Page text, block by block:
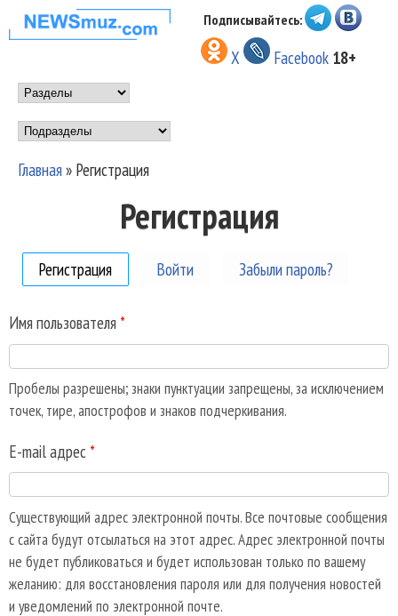
Перейти к основному
содержанию
НОВОСТИ
МУЗЫКИ И
ШОУ БИЗНЕСА
NEWSMUZ.COM
Подписывайтесь:
X Facebook 18+
Main menu
Подразделы
Главная» Регистрация
Регистрация
Регистрация (активная вкладка)
Войти Забыли пароль?
Имя пользователя *
Пробелы разрешены; знаки пунктуации запрещены, за исключением
точек, тире, апострофов и знаков подчеркивания.
E-mail адрес *
Существующий адрес электронной почты. Все почтовые сообщения
с сайта будут отсылаться на этот адрес. Адрес электронной почты
не будет публиковаться и будет использован только по вашему
желанию: для восстановления пароля или для получения новостей
и уведомлений по электронной почте.